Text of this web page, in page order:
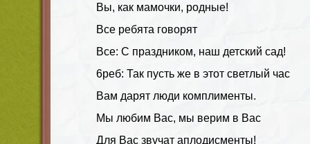
Вы, как мамочки, родные!
Все ребята говорят
Все: С праздником, наш детский сад!
6реб: Так пусть же в этот светлый час
Вам дарят люди комплименты.
Мы любим Вас, мы верим в Вас
Для Вас звучат аплодисменты!